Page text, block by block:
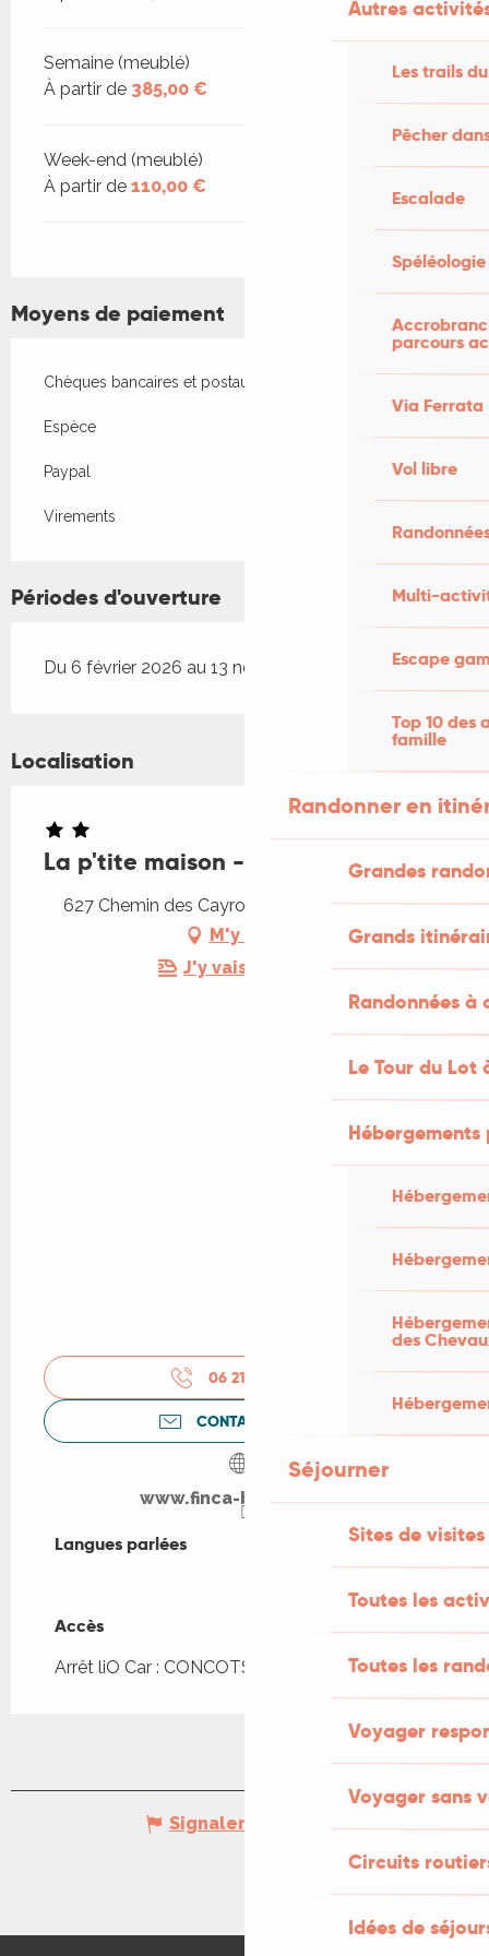
Autres
Les trails
Pêcher
Escalade
Spéléologie
parcours
Via Ferrata
Vol libre
Multi-
Escape
Top 10 des
famille
Randonner en
Grandes
Grands
Randonnées
Le Tour du Lot
des
Séjourner
Sites de visites
Toutes les
Toutes les
Voyager
Voyager sans
Circuits
Idées de
Semaine (meublé)
À partir de 385,00 €
Week-end (meublé)
À partir de 110,00 €
Moyens de paiement
Chèques bancaires et postaux
Espèce
Paypal
Virements
Périodes d'ouverture
Du 6 février 2026 au 13 novembre 2026
Localisation
La p'tite maison - Finca Baribal
627 Chemin des Cayrousses, 46260 Concots
M'y rendre
J'y vais en train !
06 21 09 75
CONTACTEZ-NOUS
www.finca-baribal.com
Langues parlées
Langues parlées
Accès
Accès
Arrêt liO Car : CONCOTS - Bourg à 833m
Signaler une erreur